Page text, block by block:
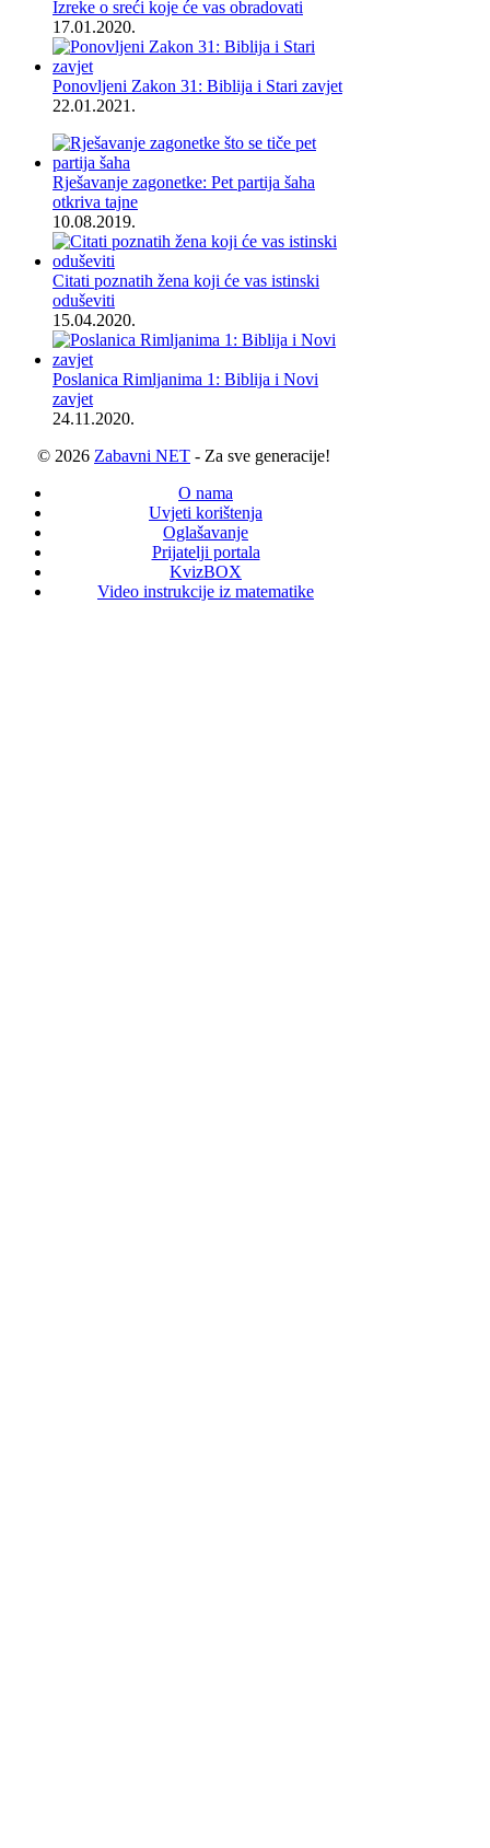
Izreke o sreći koje će vas obradovati
17.01.2020.
Ponovljeni Zakon 31: Biblija i Stari zavjet
22.01.2021.
Rješavanje zagonetke: Pet partija šaha
otkriva tajne
10.08.2019.
Citati poznatih žena koji će vas istinski
oduševiti
15.04.2020.
Poslanica Rimljanima 1: Biblija i Novi
zavjet
24.11.2020.
© 2026 Zabavni NET - Za sve generacije!
O nama
Uvjeti korištenja
Oglašavanje
Prijatelji portala
KvizBOX
Video instrukcije iz matematike